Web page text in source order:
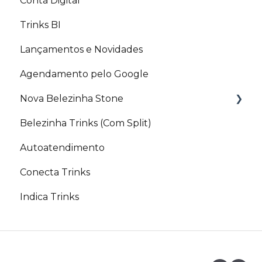
Trinks BI
Lançamentos e Novidades
Agendamento pelo Google
Nova Belezinha Stone
PIX Belezinha
Belezinha Trinks (Com Split)
Autoatendimento
Conecta Trinks
Indica Trinks